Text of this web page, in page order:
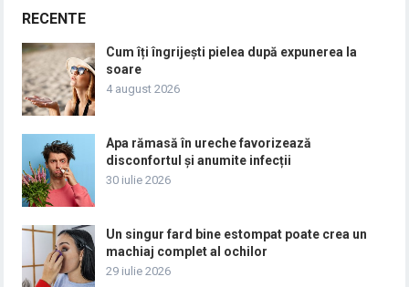
RECENTE
Cum îți îngrijești pielea după expunerea la
soare
4 august 2026
Apa rămasă în ureche favorizează
disconfortul și anumite infecții
30 iulie 2026
Un singur fard bine estompat poate crea un
machiaj complet al ochilor
29 iulie 2026